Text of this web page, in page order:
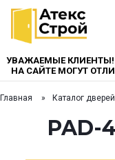
УВАЖАЕМЫЕ
НА САЙТЕ МОГУТ
Главная Каталог дверей
PAD-